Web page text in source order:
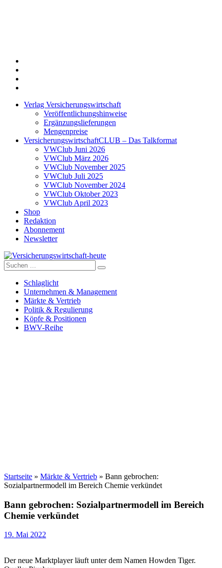
Verlag Versicherungswirtschaft
Veröffentlichungshinweise
Ergänzungslieferungen
Mengenpreise
VersicherungswirtschaftCLUB – Das Talkformat
VWClub Juni 2026
VWClub März 2026
VWClub November 2025
VWClub Juli 2025
VWClub November 2024
VWClub Oktober 2023
VWClub April 2023
Shop
Redaktion
Abonnement
Newsletter
Versicherungswirtschaft-heute
Suche
nach:
Schlaglicht
Unternehmen & Management
Märkte & Vertrieb
Politik & Regulierung
Köpfe & Positionen
BWV-Reihe
Startseite » Märkte & Vertrieb » Bann gebrochen:
Sozialpartnermodell im Bereich Chemie verkündet
Bann gebrochen: Sozialpartnermodell im Bereich
Chemie verkündet
19. Mai 2022
Der neue Marktplayer läuft unter dem Namen Howden Tiger.